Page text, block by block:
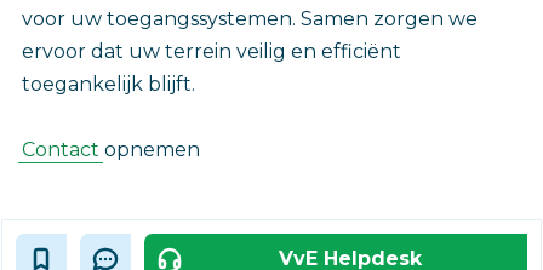
voor uw toegangssystemen. Samen zorgen we
ervoor dat uw terrein veilig en efficiënt
toegankelijk blijft.
Contact opnemen ‎
VvE Helpdesk